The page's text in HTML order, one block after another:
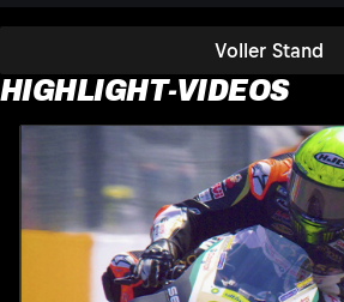
Voller Stand
HIGHLIGHT-VIDEOS